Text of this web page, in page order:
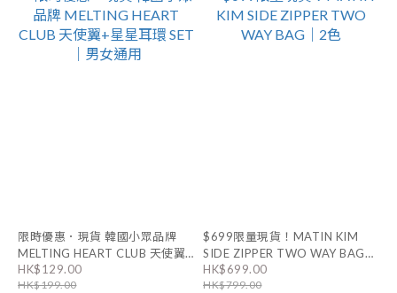
限時優惠．現貨 韓國小眾品牌
MELTING HEART CLUB 天使翼
+星星耳環 SET｜男女通用
HK$129.00
HK$199.00
$699限量現貨！MATIN KIM
SIDE ZIPPER TWO WAY BAG｜
2色
HK$699.00
HK$799.00